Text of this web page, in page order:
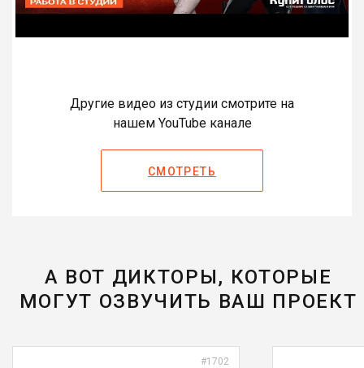
Другие видео из студии смотрите на
нашем YouTube канале
СМОТРЕТЬ
А ВОТ ДИКТОРЫ, КОТОРЫЕ
МОГУТ ОЗВУЧИТЬ ВАШ ПРОЕКТ
#1702